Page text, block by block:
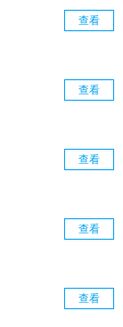
查看
查看
查看
查看
查看